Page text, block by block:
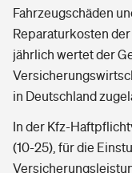
Fahrzeugschäden
Reparaturkosten
jährlich wertet der
in Deutschland
In der Kfz-
(10-25), für die